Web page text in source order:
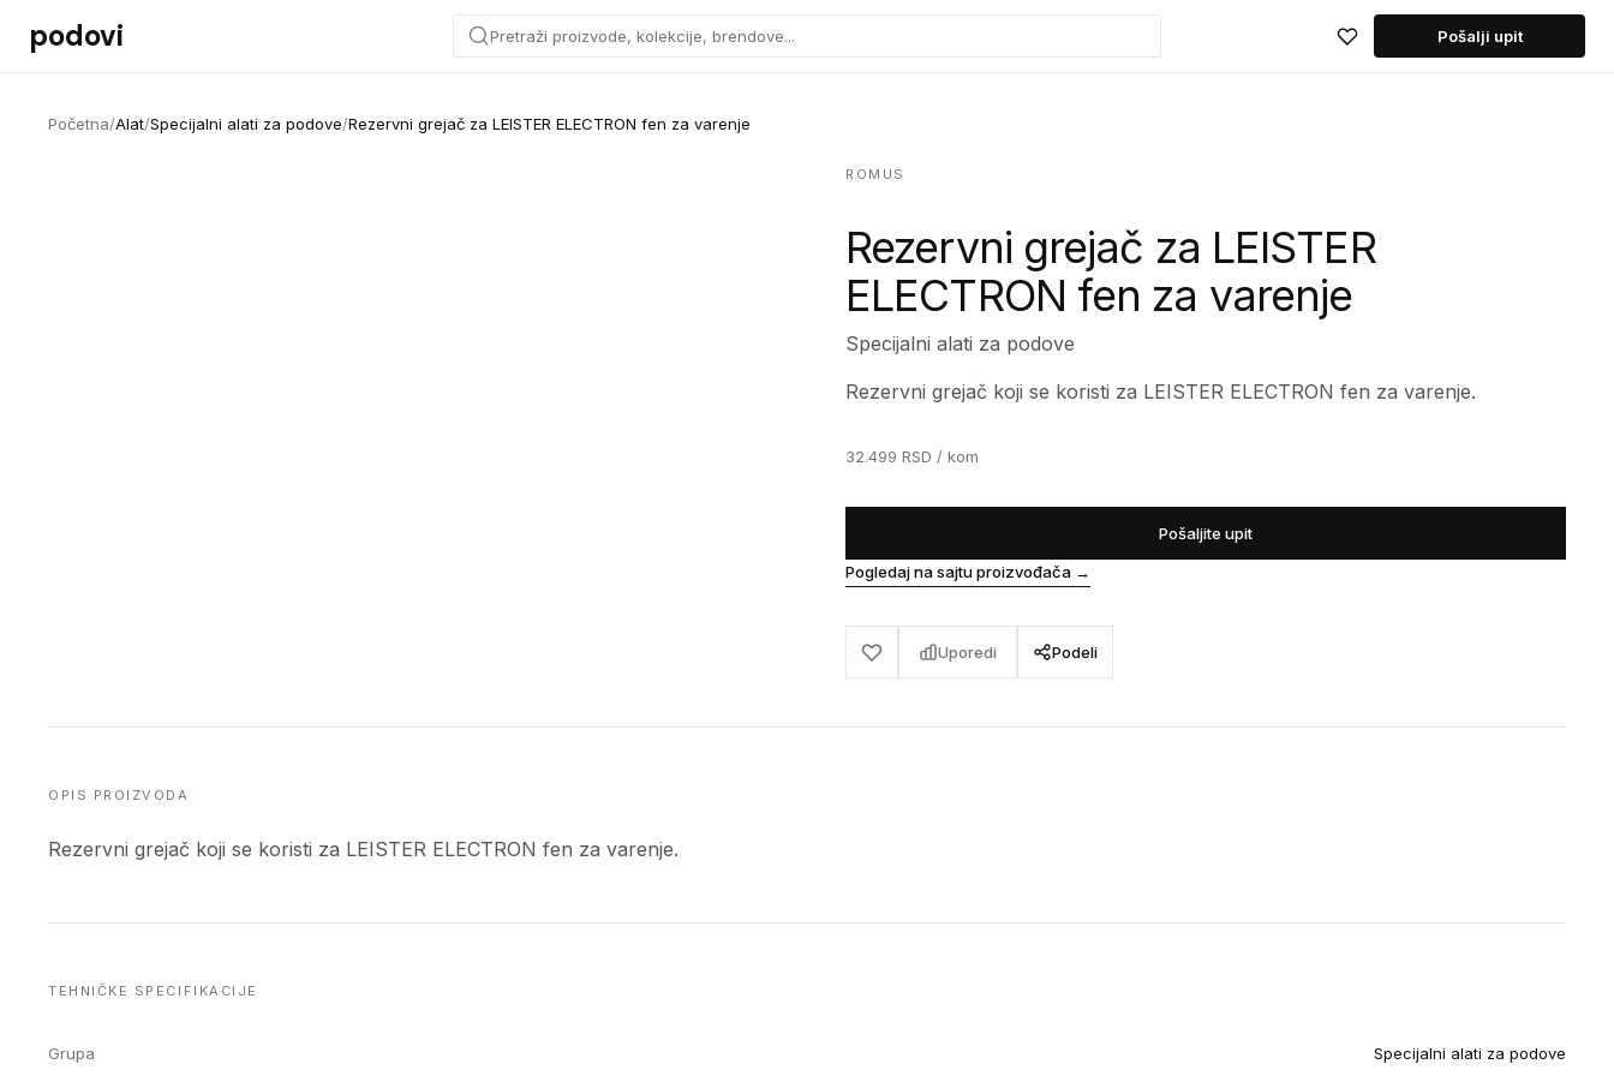
Preskoči na sadržaj
podovi Pretraži proizvode, kolekcije, brendove... Pošalji upit
Početna/Alat/Specijalni alati za podove/Rezervni grejač za LEISTER ELECTRON fen za varenje
ROMUS
Rezervni grejač za LEISTER
ELECTRON fen za varenje
Specijalni alati za podove
Rezervni grejač koji se koristi za LEISTER ELECTRON fen za varenje.
32.499 RSD / kom
Pošaljite upit
Pogledaj na sajtu proizvođača →
Uporedi Podeli
OPIS PROIZVODA
Rezervni grejač koji se koristi za LEISTER ELECTRON fen za varenje.
TEHNIČKE SPECIFIKACIJE
Grupa Specijalni alati za podove